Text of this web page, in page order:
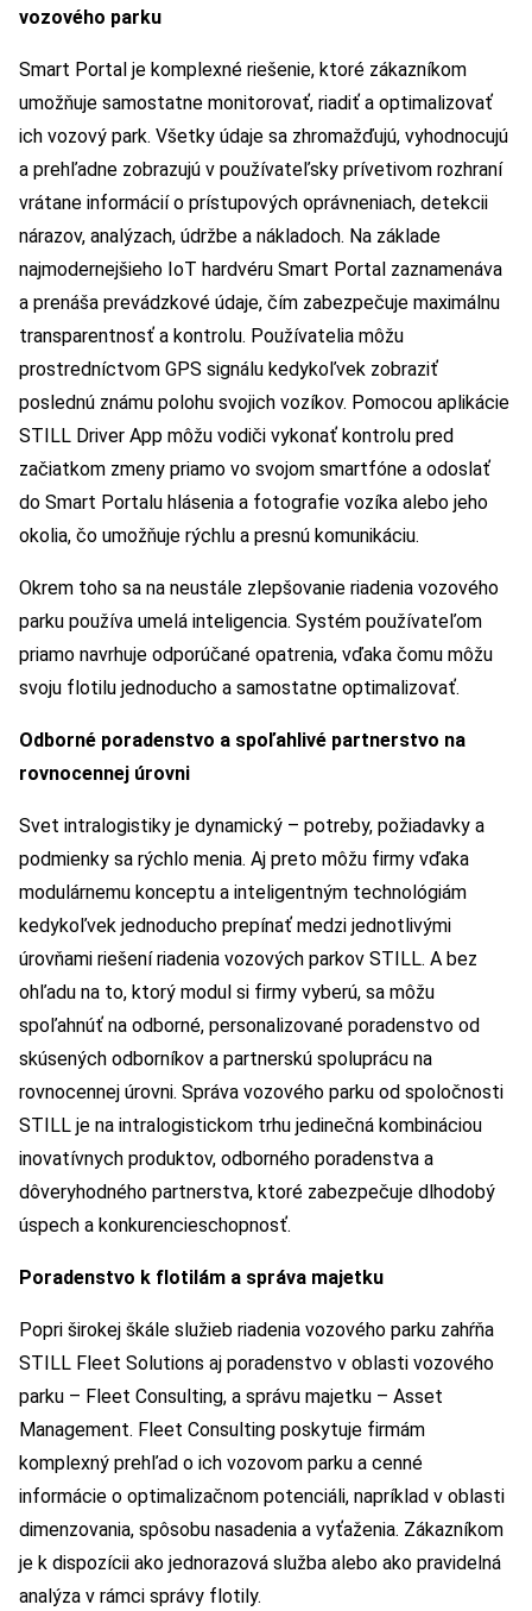
vozového parku
Smart Portal je komplexné riešenie, ktoré zákazníkom
umožňuje samostatne monitorovať, riadiť a optimalizovať
ich vozový park. Všetky údaje sa zhromažďujú, vyhodnocujú
a prehľadne zobrazujú v používateľsky prívetivom rozhraní
vrátane informácií o prístupových oprávneniach, detekcii
nárazov, analýzach, údržbe a nákladoch. Na základe
najmodernejšieho IoT hardvéru Smart Portal zaznamenáva
a prenáša prevádzkové údaje, čím zabezpečuje maximálnu
transparentnosť a kontrolu. Používatelia môžu
prostredníctvom GPS signálu kedykoľvek zobraziť
poslednú známu polohu svojich vozíkov. Pomocou aplikácie
STILL Driver App môžu vodiči vykonať kontrolu pred
začiatkom zmeny priamo vo svojom smartfóne a odoslať
do Smart Portalu hlásenia a fotografie vozíka alebo jeho
okolia, čo umožňuje rýchlu a presnú komunikáciu.
Okrem toho sa na neustále zlepšovanie riadenia vozového
parku používa umelá inteligencia. Systém používateľom
priamo navrhuje odporúčané opatrenia, vďaka čomu môžu
svoju flotilu jednoducho a samostatne optimalizovať.
Odborné poradenstvo a spoľahlivé partnerstvo na
rovnocennej úrovni
Svet intralogistiky je dynamický – potreby, požiadavky a
podmienky sa rýchlo menia. Aj preto môžu firmy vďaka
modulárnemu konceptu a inteligentným technológiám
kedykoľvek jednoducho prepínať medzi jednotlivými
úrovňami riešení riadenia vozových parkov STILL. A bez
ohľadu na to, ktorý modul si firmy vyberú, sa môžu
spoľahnúť na odborné, personalizované poradenstvo od
skúsených odborníkov a partnerskú spoluprácu na
rovnocennej úrovni. Správa vozového parku od spoločnosti
STILL je na intralogistickom trhu jedinečná kombináciou
inovatívnych produktov, odborného poradenstva a
dôveryhodného partnerstva, ktoré zabezpečuje dlhodobý
úspech a konkurencieschopnosť.
Poradenstvo k flotilám a správa majetku
Popri širokej škále služieb riadenia vozového parku zahŕňa
STILL Fleet Solutions aj poradenstvo v oblasti vozového
parku – Fleet Consulting, a správu majetku – Asset
Management. Fleet Consulting poskytuje firmám
komplexný prehľad o ich vozovom parku a cenné
informácie o optimalizačnom potenciáli, napríklad v oblasti
dimenzovania, spôsobu nasadenia a vyťaženia. Zákazníkom
je k dispozícii ako jednorazová služba alebo ako pravidelná
analýza v rámci správy flotily.